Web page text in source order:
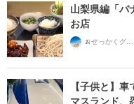
山梨県編「バ
お店
【子供と】
マスランド、